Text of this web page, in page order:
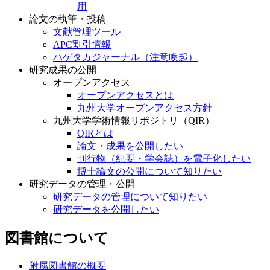
用
論文の執筆・投稿
文献管理ツール
APC割引情報
ハゲタカジャーナル（注意喚起）
研究成果の公開
オープンアクセス
オープンアクセスとは
九州大学オープンアクセス方針
九州大学学術情報リポジトリ（QIR）
QIRとは
論文・成果を公開したい
刊行物（紀要・学会誌）を電子化したい
博士論文の公開について知りたい
研究データの管理・公開
研究データの管理について知りたい
研究データを公開したい
図書館について
附属図書館の概要